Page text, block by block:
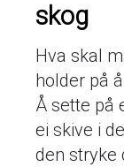
skog
Hva skal
holder på
Å sette på
ei skive i
den stryke